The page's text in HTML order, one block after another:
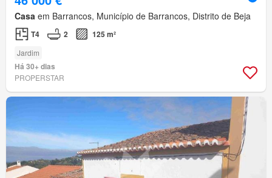
Casa em Barrancos, Município de Barrancos, Distrito de Beja
T4 2 125 m²
Jardim
Há 30+ dias
PROPERSTAR